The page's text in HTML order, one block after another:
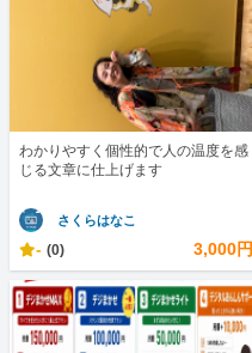
わかりやすく個性的で人の温度を感
じる文章に仕上げます
さくらはなこ
- (0) 3,000円